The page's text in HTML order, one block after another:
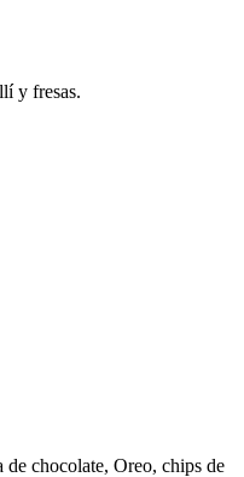
y fresas.
de chocolate, Oreo, chips de